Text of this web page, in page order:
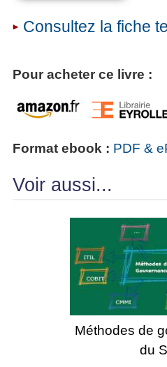
Consultez la fiche
Pour acheter ce livre :
Format ebook : PDF &
Voir aussi...
Méthodes de
du